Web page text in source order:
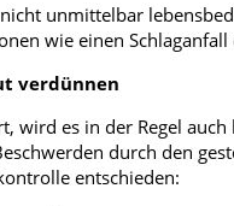
unmittelbar
wie einen Schlaganfall
verdünnen
wird es in der Regel
durch den
entschieden: